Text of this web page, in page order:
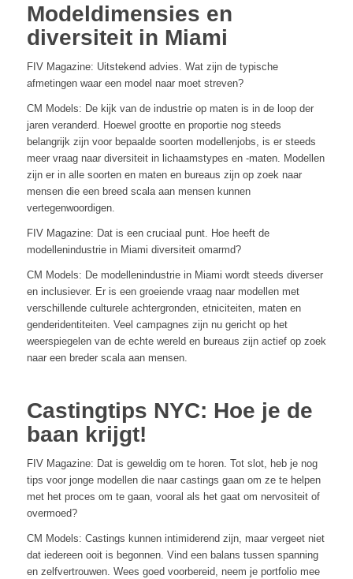
Modeldimensies en
diversiteit in Miami
FIV Magazine: Uitstekend advies. Wat zijn de typische
afmetingen waar een model naar moet streven?
CM Models: De kijk van de industrie op maten is in de loop der
jaren veranderd. Hoewel grootte en proportie nog steeds
belangrijk zijn voor bepaalde soorten modellenjobs, is er steeds
meer vraag naar diversiteit in lichaamstypes en -maten. Modellen
zijn er in alle soorten en maten en bureaus zijn op zoek naar
mensen die een breed scala aan mensen kunnen
vertegenwoordigen.
FIV Magazine: Dat is een cruciaal punt. Hoe heeft de
modellenindustrie in Miami diversiteit omarmd?
CM Models: De modellenindustrie in Miami wordt steeds diverser
en inclusiever. Er is een groeiende vraag naar modellen met
verschillende culturele achtergronden, etniciteiten, maten en
genderidentiteiten. Veel campagnes zijn nu gericht op het
weerspiegelen van de echte wereld en bureaus zijn actief op zoek
naar een breder scala aan mensen.
Castingtips NYC: Hoe je de
baan krijgt!
FIV Magazine: Dat is geweldig om te horen. Tot slot, heb je nog
tips voor jonge modellen die naar castings gaan om ze te helpen
met het proces om te gaan, vooral als het gaat om nervositeit of
overmoed?
CM Models: Castings kunnen intimiderend zijn, maar vergeet niet
dat iedereen ooit is begonnen. Vind een balans tussen spanning
en zelfvertrouwen. Wees goed voorbereid, neem je portfolio mee